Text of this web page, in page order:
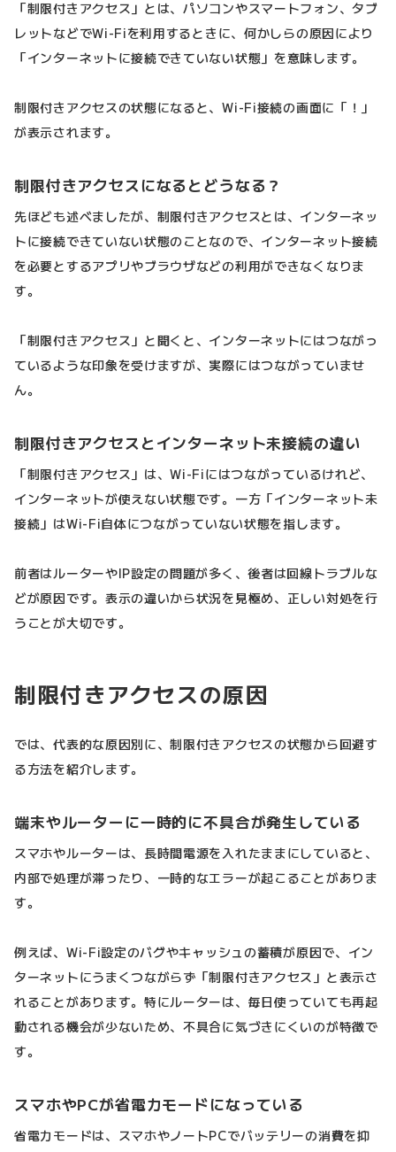
「制限付きアクセス」とは、パソコンやスマートフォン、タブ
レットなどでWi-Fiを利用するときに、何かしらの原因により
「インターネットに接続できていない状態」を意味します。
制限付きアクセスの状態になると、Wi-Fi接続の画面に「！」
が表示されます。
制限付きアクセスになるとどうなる？
先ほども述べましたが、制限付きアクセスとは、インターネッ
トに接続できていない状態のことなので、インターネット接続
を必要とするアプリやブラウザなどの利用ができなくなりま
す。
「制限付きアクセス」と聞くと、インターネットにはつながっ
ているような印象を受けますが、実際にはつながっていませ
ん。
制限付きアクセスとインターネット未接続の違い
「制限付きアクセス」は、Wi-Fiにはつながっているけれど、
インターネットが使えない状態です。一方「インターネット未
接続」はWi-Fi自体につながっていない状態を指します。
前者はルーターやIP設定の問題が多く、後者は回線トラブルな
どが原因です。表示の違いから状況を見極め、正しい対処を行
うことが大切です。
制限付きアクセスの原因
では、代表的な原因別に、制限付きアクセスの状態から回避す
る方法を紹介します。
端末やルーターに一時的に不具合が発生している
スマホやルーターは、長時間電源を入れたままにしていると、
内部で処理が滞ったり、一時的なエラーが起こることがありま
す。
例えば、Wi-Fi設定のバグやキャッシュの蓄積が原因で、イン
ターネットにうまくつながらず「制限付きアクセス」と表示さ
れることがあります。特にルーターは、毎日使っていても再起
動される機会が少ないため、不具合に気づきにくいのが特徴で
す。
スマホやPCが省電力モードになっている
省電力モードは、スマホやノートPCでバッテリーの消費を抑